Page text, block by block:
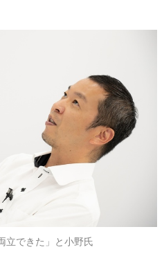
立できた」と小野氏